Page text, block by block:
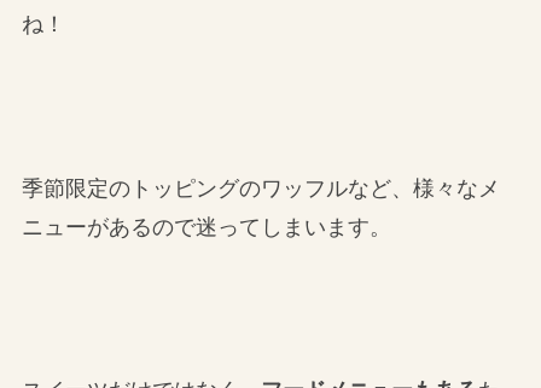
ね！
季節限定のトッピングのワッフルなど、様々なメ
ニューがあるので迷ってしまいます。